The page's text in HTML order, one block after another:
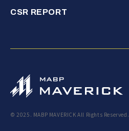
CSR REPORT
© 2025. MABP MAVERICK All Rights Reserved.